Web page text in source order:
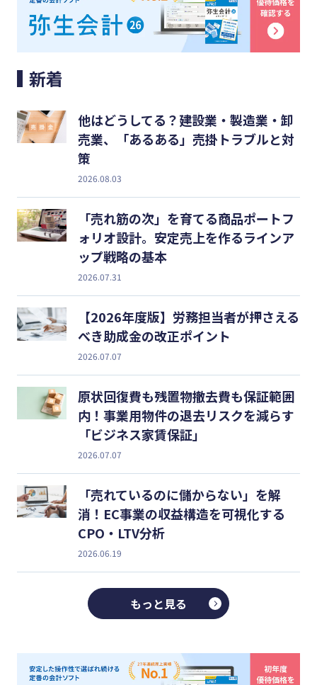
#人材育成
#店舗経営
無料で会計ソフトを試す
新着
他はどうしてる？建設業・製造業・卸
売業、「あるある」売掛トラブルと対
策
2026.08.03
「売れ筋の次」を育てる商品ポートフ
ォリオ設計。安定売上を作るラインア
ップ戦略の基本
2026.07.31
【2026年度版】労務担当者が押さえる
べき助成金の改正ポイント
2026.07.07
原状回復費も残置物撤去費も保証範囲
内！事業用物件の退去リスクを減らす
「ビジネス家賃保証」
2026.07.07
「売れているのに儲からない」を解
消！EC事業の収益構造を可視化する
CPO・LTV分析
2026.06.19
もっと見る